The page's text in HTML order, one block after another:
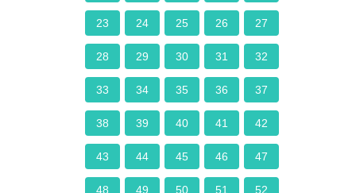
23 24 25 26 27
28 29 30 31 32
33 34 35 36 37
38 39 40 41 42
43 44 45 46 47
48 49 50 51 52